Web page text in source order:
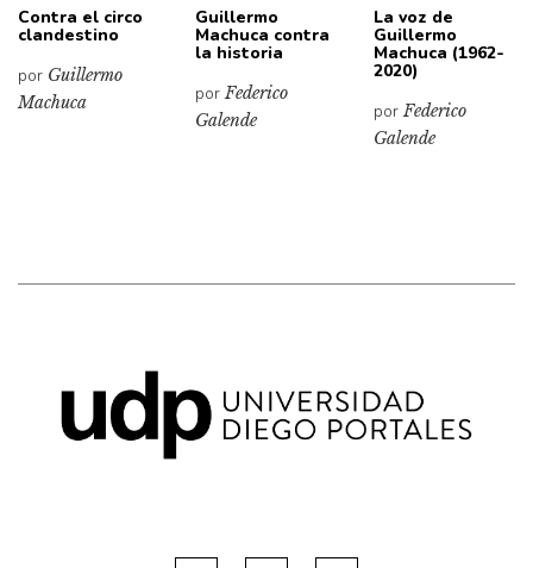
Contra el circo
clandestino
por Guillermo
Machuca
Guillermo
Machuca contra
la historia
porFederico
Galende
La voz de
Guillermo
Machuca (1962-
2020)
porFederico
Galende